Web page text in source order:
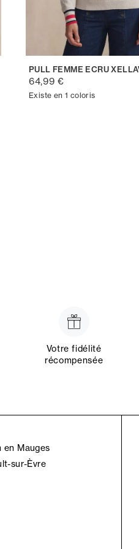
PULL FEMME ECRU
64,99 €
Existe en 1 coloris
Votre fidélité
récompensée
en Mauges
sur-Èvre